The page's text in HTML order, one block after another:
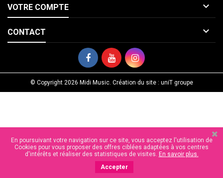
VOTRE COMPTE 
CONTACT 
© Copyright 2026 Midi Music. Création du site : uniT groupe
En poursuivant votre navigation sur ce site, vous acceptez l'utilisation de
Cookies pour vous proposer des offres ciblées adaptées à vos centres
d'intérêts et réaliser des statistiques de visites. En savoir plus.
Accepter